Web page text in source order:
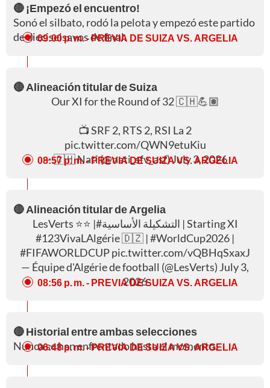
🔴 ¡Empezó el encuentro!
Sonó el silbato, rodó la pelota y empezó este partido
de dieciseisavos de final.
09:00 p. m.- PREVIA DE SUIZA VS. ARGELIA
🔴 Alineación titular de Suiza
Our XI for the Round of 32 🇨🇭💪🏽
📺 SRF 2, RTS 2, RSI La 2
pic.twitter.com/QWN9etuKiu
— 🇨🇭 Nati (@nati_sfv_asf)July 3, 2026
08:57 p. m.- PREVIA DE SUIZA VS. ARGELIA
🔴 Alineación titular de Argelia
Starting XI | التشكيلة الأساسية
#LesVerts
⭐️⭐️ |
#123VivaLAlgérie🇩🇿 |#WorldCup2026 |
#FIFAWORLDCUPpic.twitter.com/vQBHqSxaxJ
— Équipe d'Algérie de football (@LesVerts) July 3,
2026
08:56 p. m. - PREVIA DE SUIZA VS. ARGELIA
🔴 Historial entre ambas selecciones
Nunca se han enfrentado hasta el momento.
06:48 p. m.- PREVIA DE SUIZA VS. ARGELIA